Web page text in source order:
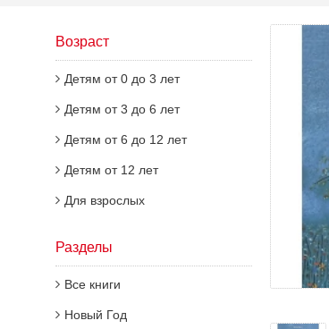
Возраст
Детям от 0 до 3 лет
Детям от 3 до 6 лет
Детям от 6 до 12 лет
Детям от 12 лет
Для взрослых
Разделы
Все книги
Новый Год